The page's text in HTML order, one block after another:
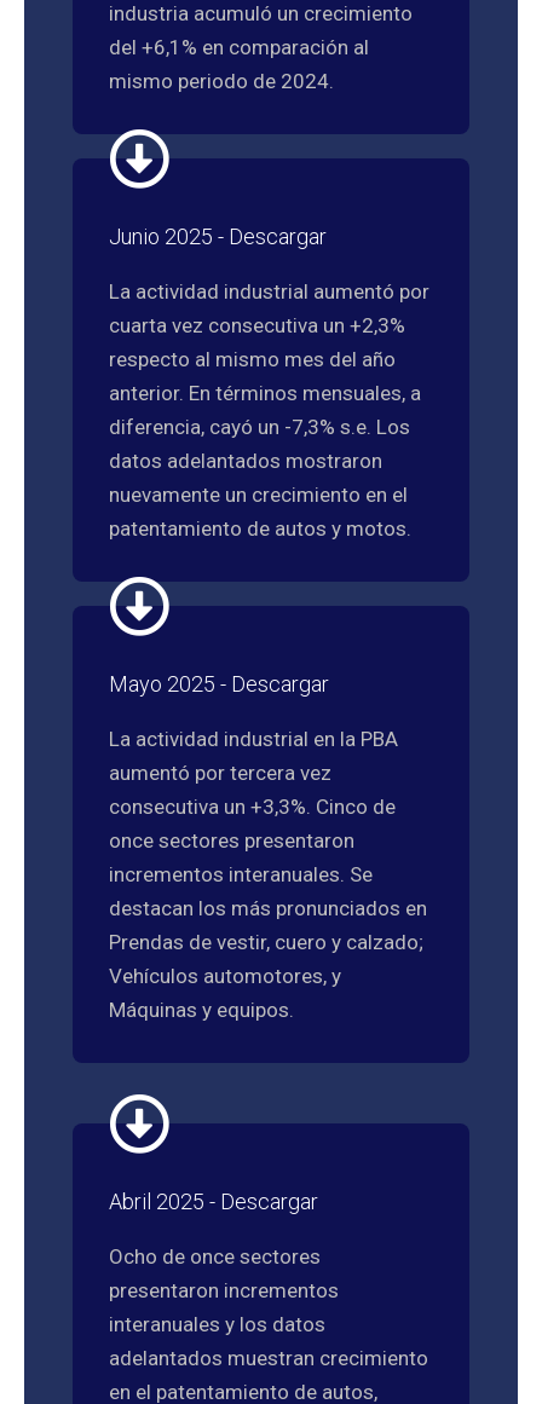
industria acumuló un crecimiento
del +6,1% en comparación al
mismo periodo de 2024.
Junio 2025 - Descargar
La actividad industrial aumentó por
cuarta vez consecutiva un +2,3%
respecto al mismo mes del año
anterior. En términos mensuales, a
diferencia, cayó un -7,3% s.e. Los
datos adelantados mostraron
nuevamente un crecimiento en el
patentamiento de autos y motos.
Mayo 2025 - Descargar
La actividad industrial en la PBA
aumentó por tercera vez
consecutiva un +3,3%. Cinco de
once sectores presentaron
incrementos interanuales. Se
destacan los más pronunciados en
Prendas de vestir, cuero y calzado;
Vehículos automotores, y
Máquinas y equipos.
Abril 2025 - Descargar
Ocho de once sectores
presentaron incrementos
interanuales y los datos
adelantados muestran crecimiento
en el patentamiento de autos,